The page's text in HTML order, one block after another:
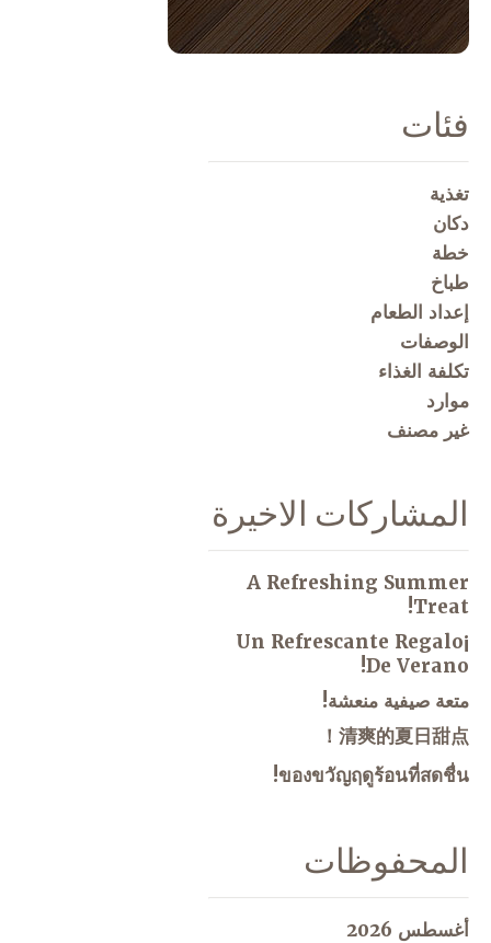
فئات
تغذية
دكان
خطة
طباخ
إعداد الطعام
الوصفات
تكلفة الغذاء
موارد
غير مصنف
المشاركات الاخيرة
A Refreshing Summer
Treat!
¡Un Refrescante Regalo
De Verano!
متعة صيفية منعشة!
清爽的夏日甜点！
ของขวัญฤดูร้อนที่สดชื่น!
المحفوظات
أغسطس 2026